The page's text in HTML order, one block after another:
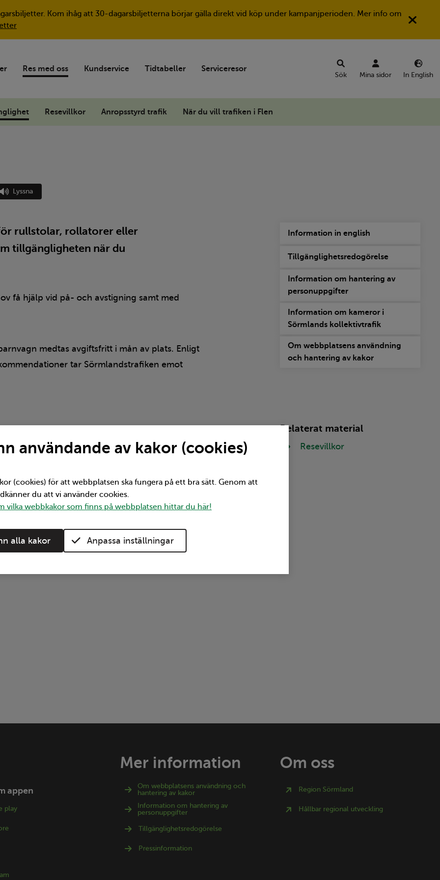
Kom ihåg att 30-dagarsbiljetterna börjar gälla direkt vid köp under kampanjperioden. Mer info om
Res med oss
Resevillkor Anropsstyrd trafik När du vill trafiken i Flen
Kundservice Tidtabeller Serviceresor
Sök Mina sidor In English
Lyssna
rullstolar, rollatorer eller
tillgängligheten när du
få hjälp vid på- och avstigning samt med
medtas avgiftsfritt i mån av plats. Enligt
tar Sörmlandstrafiken emot
placeras på anvisad plats och låses
vänd med ryggen mot färdriktningen. Om
rullstol/permobil finns ska dessa
användas för rullstolar vända med
Information in english
Tillgänglighetsredogörelse
Information om hantering av
personuppgifter
Information om kameror i
Sörmlands kollektivtrafik
Om webbplatsens användning
och hantering av kakor
Relaterat material
Resevillkor
appen
play
Mer information
Om webbplatsens användning och
hantering av kakor
Information om hantering av
personuppgifter
Tillgänglighetsredogörelse
Pressinformation
Om oss
Region Sörmland
Hållbar regional utveckling
användande av kakor (cookies)
(cookies) för att webbplatsen ska fungera på ett bra sätt. Genom att
du att vi använder cookies.
vilka webbkakor som finns på webbplatsen hittar du här!
alla kakor Anpassa inställningar